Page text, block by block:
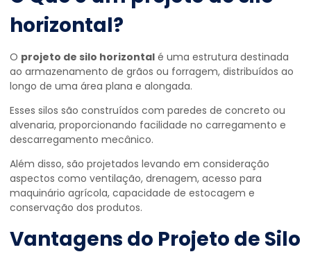
horizontal?
O projeto de silo horizontal é uma estrutura destinada
ao armazenamento de grãos ou forragem, distribuídos ao
longo de uma área plana e alongada.
Esses silos são construídos com paredes de concreto ou
alvenaria, proporcionando facilidade no carregamento e
descarregamento mecânico.
Além disso, são projetados levando em consideração
aspectos como ventilação, drenagem, acesso para
maquinário agrícola, capacidade de estocagem e
conservação dos produtos.
Vantagens do Projeto de Silo